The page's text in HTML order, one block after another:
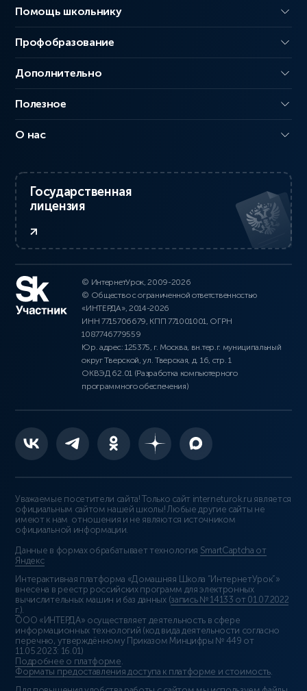
Помощь школьнику
Профобразование
Дополнительно
Полезное
О нас
Государственная
лицензия
© ИнтернетУрок, 2009-2026
© Общество с ограниченной ответственностью
«ИНТЕРДА», 2014-2026
ИНН 7715706679, КПП 771001001, ОГРН
1087746779559
Юр. адрес: 125375, г. Москва, вн.тер.г. муниципальный
округ Тверской, ул. Тверская, д. 16, стр. 1
ОКВЭД 62.01 (Разработка компьютерного
программного обеспечения)
Уважаемые посетители сайта! Только сайт interneturok.ru является
официальным сайтом нашей школы! Любые другие сайты не
имеют к нам отношения и не являются источником
официальной информации.
Данные в формах обрабатывает технология SmartCaptcha от
Яндекс
Интерактивная платформа «Домашняя Школа “ИнтернетУрок”»
внесена в реестр российских программ для электронных
вычислительных машин и баз данных (запись № 14133 от 01.07.2022
г.).
ООО «ИНТЕРДА» осуществляет деятельность в сфере
информационных технологий (код вида деятельности согласно
перечню, утверждённому Приказом Минцифры № 449 от
11.05.2023: 16.01)
Подробнее о платформе.
Форматы предоставления доступа к платформе и стоимость.